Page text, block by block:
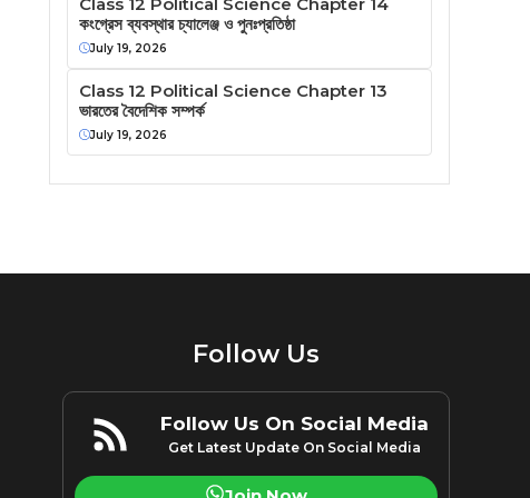
কংগ্রেস ব্যবস্থার চ্যালেঞ্জ ও পুনঃপ্রতিষ্ঠা
July 19, 2026
Class 12 Political Science Chapter 13
ভারতের বৈদেশিক সম্পর্ক
July 19, 2026
Follow Us
Follow Us On Social Media
Get Latest Update On Social Media